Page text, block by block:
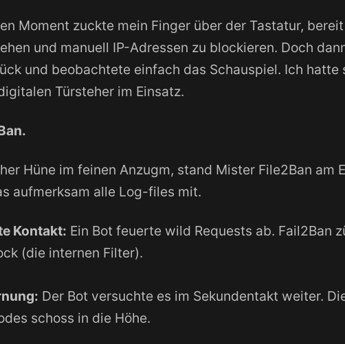
Moment zuckte mein Finger über der Tastatur,
und manuell IP-Adressen zu blockieren. Doch
und beobachtete einfach das Schauspiel. Ich hatte
Türsteher im Einsatz.
Hüne im feinen Anzugm, stand Mister File2Ban am
aufmerksam alle Log-files mit.
Kontakt: Ein Bot feuerte wild Requests ab. Fail2Ban
(die internen Filter).
Der Bot versuchte es im Sekundentakt weiter.
schoss in die Höhe.